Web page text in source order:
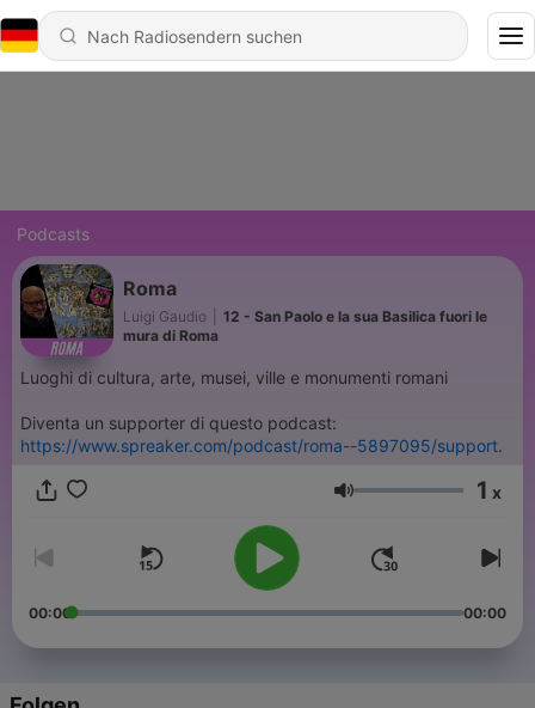
Podcasts
Roma
Luigi Gaudio
12 - San Paolo e la sua Basilica fuori le
mura di Roma
Luoghi di cultura, arte, musei, ville e monumenti romani
Diventa un supporter di questo podcast:
https://www.spreaker.com/podcast/roma--5897095/support.
Lautstärke 1 x
00:00 00:00